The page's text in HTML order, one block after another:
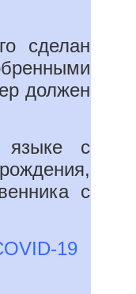
сделан
должен
языке с
с
19